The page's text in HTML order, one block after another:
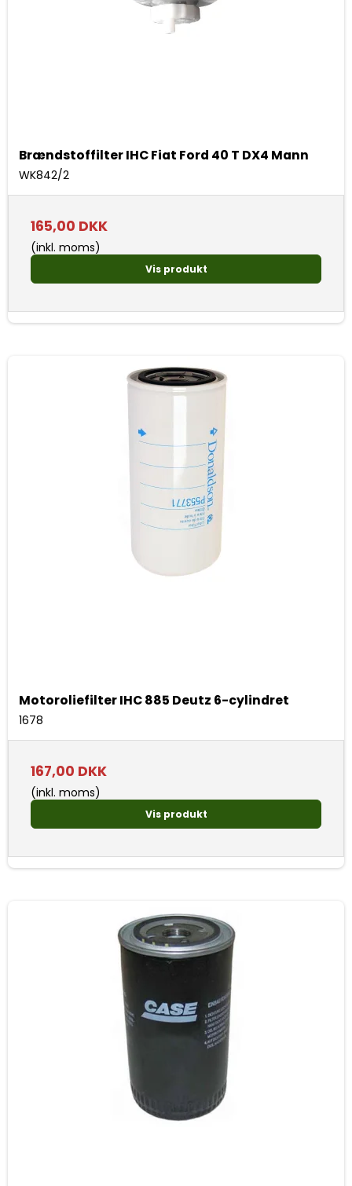
Brændstoffilter IHC Fiat Ford 40 T DX4 Mann
WK842/2
165,00 DKK
(inkl. moms)
Vis produkt
Motoroliefilter IHC 885 Deutz 6-cylindret
1678
167,00 DKK
(inkl. moms)
Vis produkt